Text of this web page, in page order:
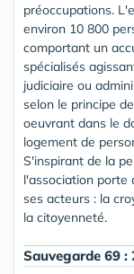
préoccupations.
environ 10 800
comportant un
spécialisés
judiciaire ou
selon le principe
oeuvrant dans le
logement de
S'inspirant de la
l'association porte
ses acteurs : la
la citoyenneté.
Sauvegarde 69 :